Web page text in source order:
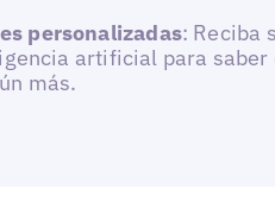
personalizadas: Reciba
artificial para saber
más.